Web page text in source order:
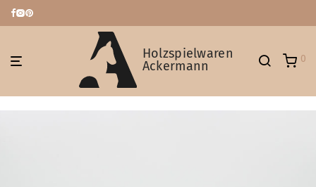
Holzspielwaren
Ackermann
0